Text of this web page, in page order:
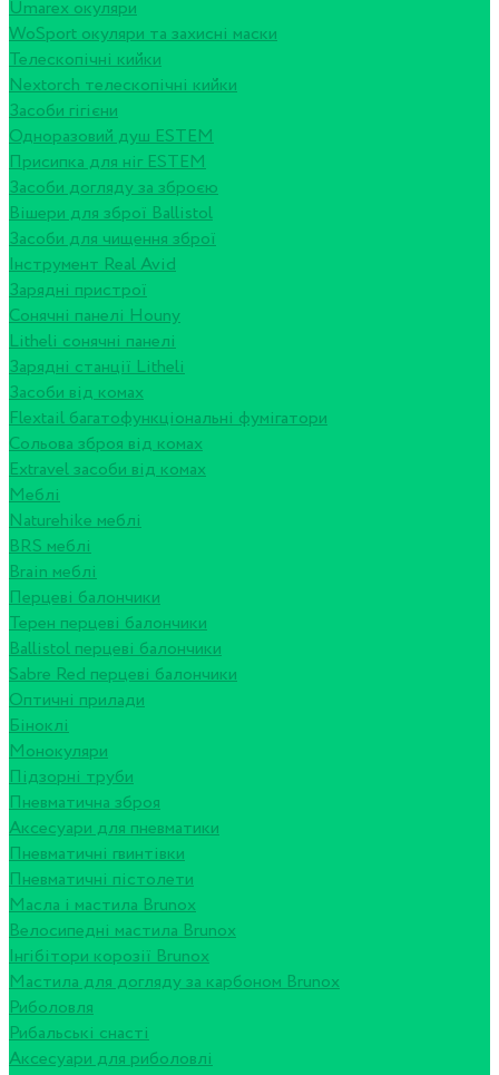
Umarex окуляри
WoSport окуляри та захисні маски
Телескопічні кийки
Nextorch телескопічні кийки
Засоби гігієни
Одноразовий душ ESTEM
Присипка для ніг ESTEM
Засоби догляду за зброєю
Вішери для зброї Ballistol
Засоби для чищення зброї
Інструмент Real Avid
Зарядні пристрої
Сонячні панелі Houny
Litheli сонячні панелі
Зарядні станції Litheli
Засоби від комах
Flextail багатофункціональні фумігатори
Сольова зброя від комах
Extravel засоби від комах
Меблі
Naturehike меблі
BRS меблі
Brain меблі
Перцеві балончики
Терен перцеві балончики
Ballistol перцеві балончики
Sabre Red перцеві балончики
Оптичні прилади
Біноклі
Монокуляри
Підзорні труби
Пневматична зброя
Аксесуари для пневматики
Пневматичні гвинтівки
Пневматичні пістолети
Масла і мастила Brunox
Велосипедні мастила Brunox
Інгібітори корозії Brunox
Мастила для догляду за карбоном Brunox
Риболовля
Рибальські снасті
Аксесуари для риболовлі